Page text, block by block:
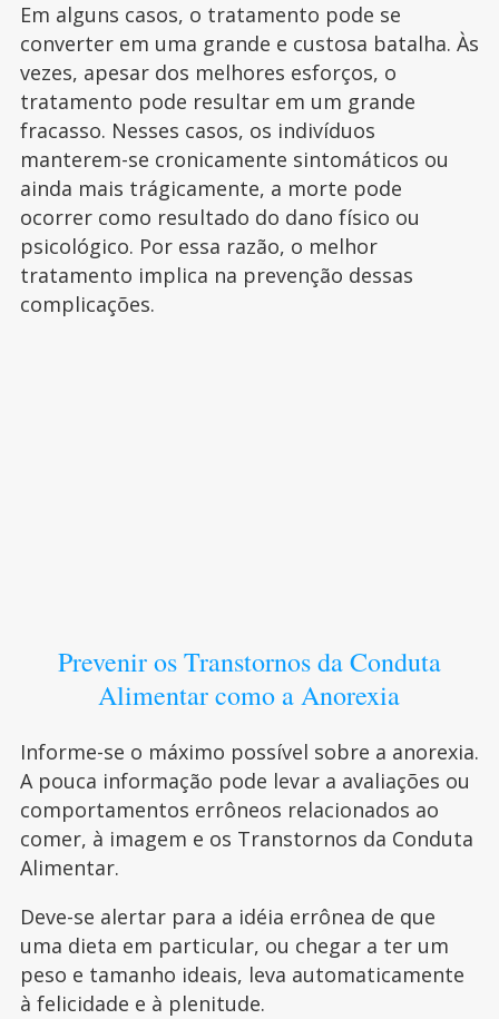
Em alguns casos, o tratamento pode se
converter em uma grande e custosa batalha. Às
vezes, apesar dos melhores esforços, o
tratamento pode resultar em um grande
fracasso. Nesses casos, os indivíduos
manterem-se cronicamente sintomáticos ou
ainda mais trágicamente, a morte pode
ocorrer como resultado do dano físico ou
psicológico. Por essa razão, o melhor
tratamento implica na prevenção dessas
complicações.
Prevenir os Transtornos da Conduta
Alimentar como a Anorexia
Informe-se o máximo possível sobre a anorexia.
A pouca informação pode levar a avaliações ou
comportamentos errôneos relacionados ao
comer, à imagem e os Transtornos da Conduta
Alimentar.
Deve-se alertar para a idéia errônea de que
uma dieta em particular, ou chegar a ter um
peso e tamanho ideais, leva automaticamente
à felicidade e à plenitude.